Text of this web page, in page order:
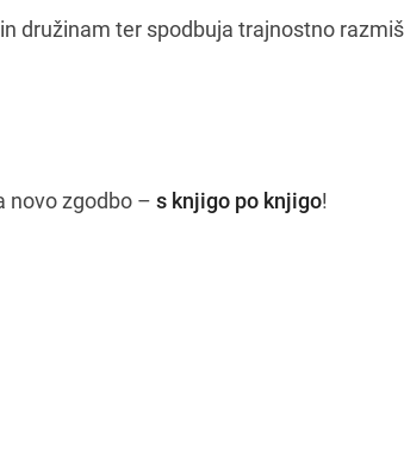
družinam ter spodbuja trajnostno
novo zgodbo – s knjigo po knjigo!